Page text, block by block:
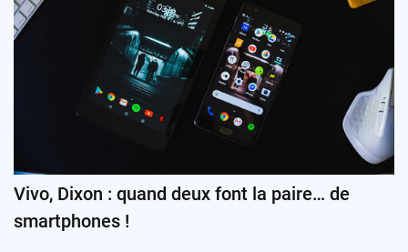
Vivo, Dixon : quand deux font la paire… de
smartphones !